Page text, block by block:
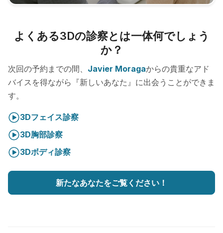
よくある3Dの診察とは一体何でしょう
か？
次回の予約までの間、 Javier Moragaからの貴重なアド
バイスを得ながら『新しいあなた』に出会うことができま
す。
3Dフェイス診察
3D胸部診察
3Dボディ診察
新たなあなたをご覧ください！